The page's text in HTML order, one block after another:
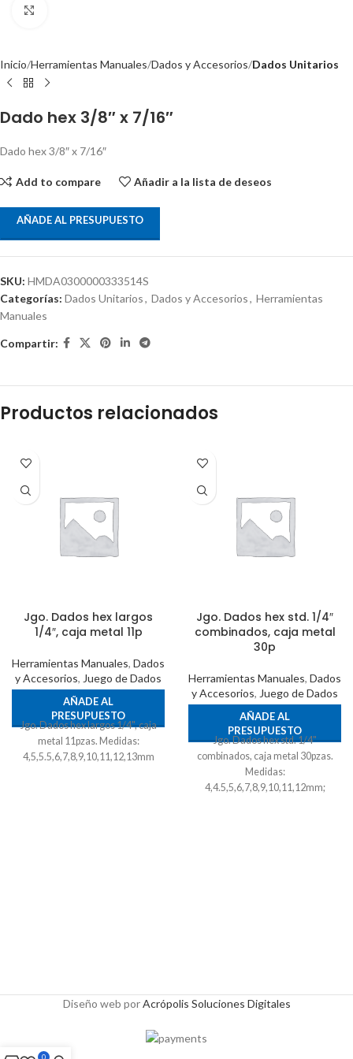
Inicio Herramientas Manuales Dados y Accesorios Dados Unitarios
Dado hex 3/8″ x 7/16″
Dado hex 3/8″ x 7/16″
Add to compare Añadir a la lista de deseos
AÑADE AL PRESUPUESTO
SKU: HMDA0300000333514S
Categorías: Dados Unitarios, Dados y Accesorios, Herramientas
Manuales
Compartir:
Productos relacionados
Jgo. Dados hex largos
1/4″, caja metal 11p
Herramientas Manuales, Dados
y Accesorios, Juego de Dados
AÑADE AL
PRESUPUESTO
Jgo. Dados hex largos 1/4", caja
metal 11pzas. Medidas:
4,5,5.5,6,7,8,9,10,11,12,13mm
Jgo. Dados hex std. 1/4″
combinados, caja metal
30p
Herramientas Manuales, Dados
y Accesorios, Juego de Dados
AÑADE AL
PRESUPUESTO
Jgo. Dados hex std. 1/4"
combinados, caja metal 30pzas.
Medidas:
4,4.5,5,6,7,8,9,10,11,12mm;
Diseño web porAcrópolis Soluciones Digitales
0